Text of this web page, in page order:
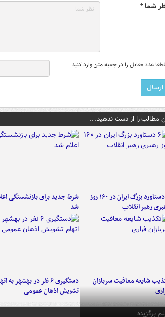
شما *
لطفا عدد مقابل را در جعبه متن وارد کنید
مطالب را از دست ندهید....
۶ دستاورد بزرگ ایران در ۱۶۰ روز
رهبر انقلاب
شرط جدید برای بازنشستگی
شد
شایعه معافیت سربازان
دستگیری ۶ نفر در بهشهر به
تشویش اذهان عمومی
برگزیده